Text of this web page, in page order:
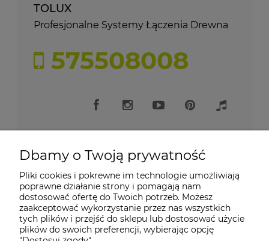
TOLUX
Profesjonalne Systemy Łączenia Drewna
575508008
Moje konto
Płatności i dostawa
Dbamy o Twoją prywatność
Pliki cookies i pokrewne im technologie umożliwiają
poprawne działanie strony i pomagają nam
dostosować ofertę do Twoich potrzeb. Możesz
zaakceptować wykorzystanie przez nas wszystkich
tych plików i przejść do sklepu lub dostosować użycie
plików do swoich preferencji, wybierając opcję